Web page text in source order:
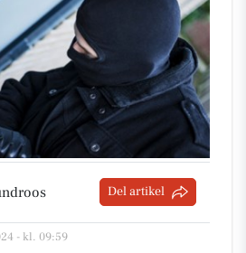
Del artikel
- kl. 09:59